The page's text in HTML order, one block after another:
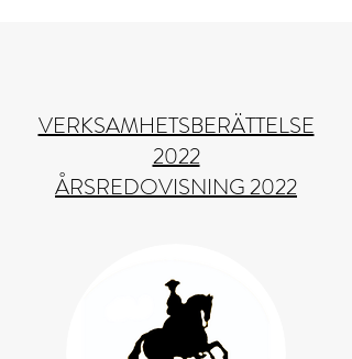
VERKSAMHETSBERÄTTELSE
2022
ÅRSREDOVISNING 2022